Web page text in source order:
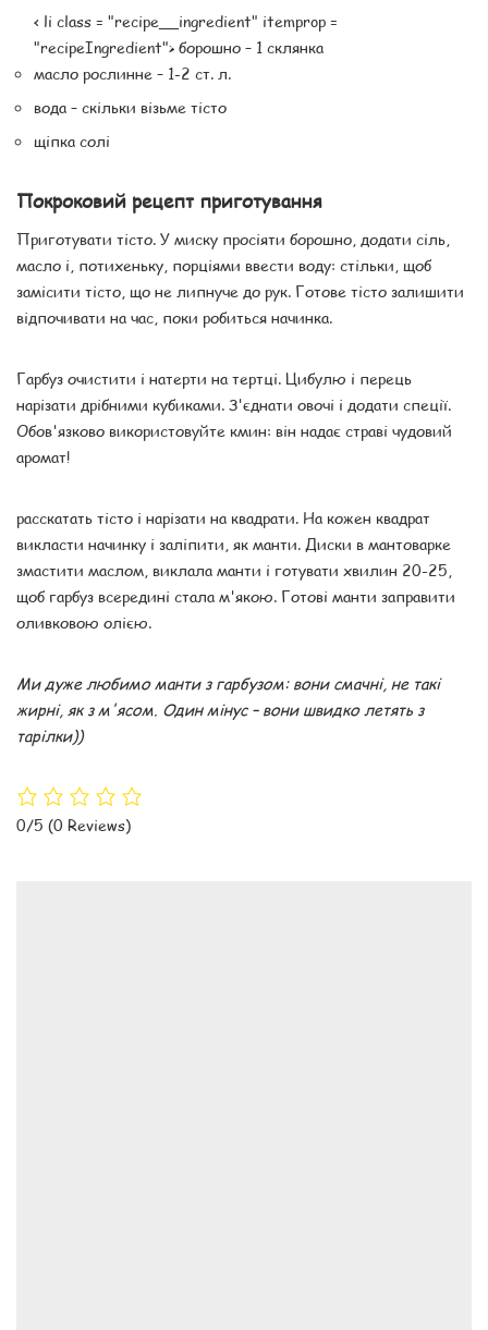
< li class = "recipe__ingredient" itemprop =
"recipeIngredient"> борошно – 1 склянка
масло рослинне – 1-2 ст. л.
вода – скільки візьме тісто
щіпка солі
Покроковий рецепт приготування
Приготувати тісто. У миску просіяти борошно, додати сіль,
масло і, потихеньку, порціями ввести воду: стільки, щоб
замісити тісто, що не липнуче до рук. Готове тісто залишити
відпочивати на час, поки робиться начинка.
Гарбуз очистити і натерти на тертці. Цибулю і перець
нарізати дрібними кубиками. З'єднати овочі і додати спеції.
Обов'язково використовуйте кмин: він надає страві чудовий
аромат!
расскатать тісто і нарізати на квадрати. На кожен квадрат
викласти начинку і заліпити, як манти. Диски в мантоварке
змастити маслом, виклала манти і готувати хвилин 20-25,
щоб гарбуз всередині стала м'якою. Готові манти заправити
оливковою олією.
Ми дуже любимо манти з гарбузом: вони смачні, не такі
жирні, як з м'ясом. Один мінус – вони швидко летять з
тарілки))
0/5 (0 Reviews)